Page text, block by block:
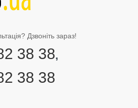
Дзвоніть зараз!
38 38,
38 38